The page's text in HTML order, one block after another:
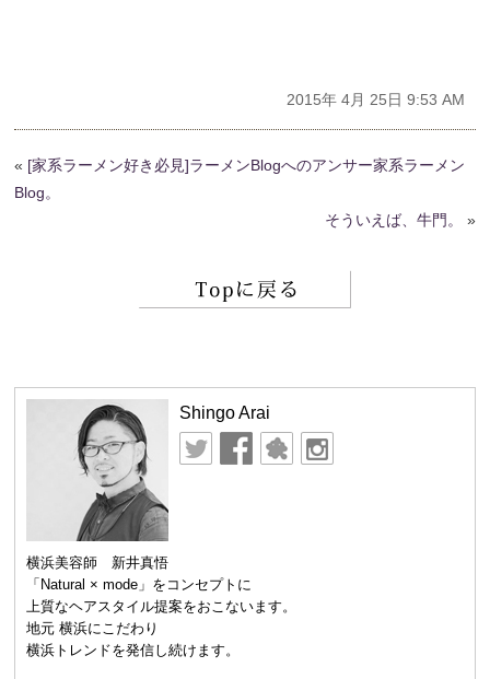
2015年 4月 25日 9:53 AM
« [家系ラーメン好き必見]ラーメンBlogへのアンサー家系ラーメン
Blog。
そういえば、牛門。
»
Shingo Arai
横浜美容師 新井真悟
「Natural × mode」をコンセプトに
上質なヘアスタイル提案をおこないます。
地元 横浜にこだわり
横浜トレンドを発信し続けます。